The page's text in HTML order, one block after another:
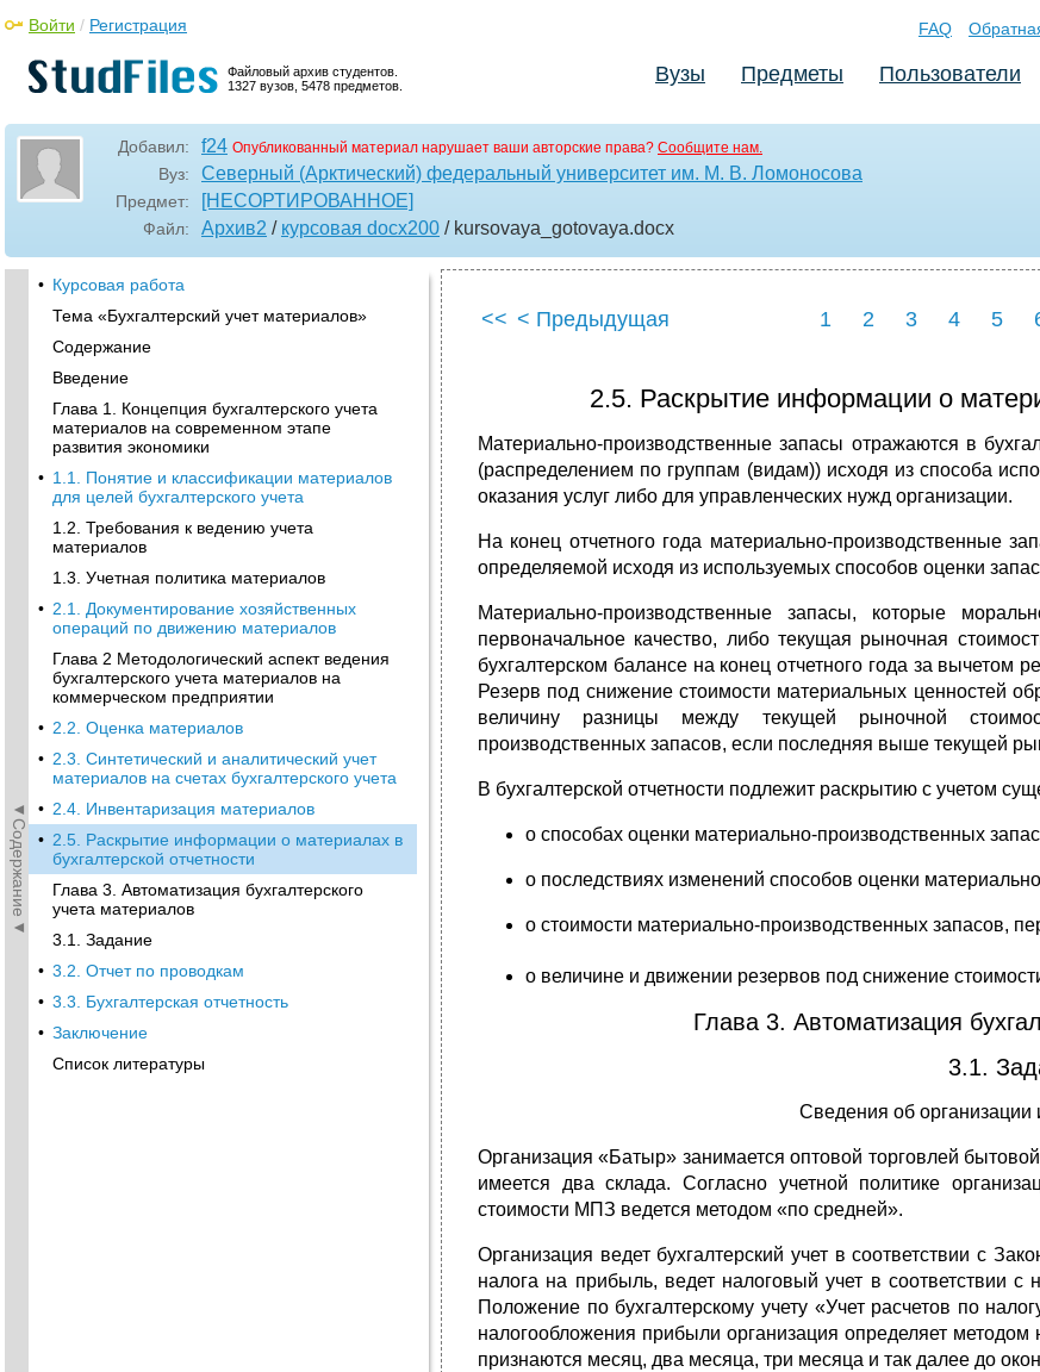
Файловый архив студентов.
1327 вузов, 5478 предметов.
Войти / Регистрация FAQ
Вузы Предметы Пользователи
Добавил: f24 Опубликованный материал нарушает ваши авторские права? Сообщите нам.
Вуз: Северный (Арктический) федеральный университет им. М. В. Ломоносова
Предмет: [НЕСОРТИРОВАННОЕ]
Файл: Архив2 / курсовая docx200 / kursovaya_gotovaya.docx
◄Содержание◄
• Курсовая работа
Тема «Бухгалтерский учет материалов»
Содержание
Введение
Глава 1. Концепция бухгалтерского учета
материалов на современном этапе
развития экономики
• 1.1. Понятие и классификации материалов
для целей бухгалтерского учета
1.2. Требования к ведению учета
материалов
1.3. Учетная политика материалов
• 2.1. Документирование хозяйственных
операций по движению материалов
Глава 2 Методологический аспект ведения
бухгалтерского учета материалов на
коммерческом предприятии
• 2.2. Оценка материалов
• 2.3. Синтетический и аналитический учет
материалов на счетах бухгалтерского учета
• 2.4. Инвентаризация материалов
• 2.5. Раскрытие информации о материалах в
бухгалтерской отчетности
Глава 3. Автоматизация бухгалтерского
учета материалов
3.1. Задание
• 3.2. Отчет по проводкам
• 3.3. Бухгалтерская отчетность
• Заключение
Список литературы
<< < Предыдущая 1 2 3 4 5
2.5. Раскрытие информации о
Материально-производственные запасы отражаются в
(распределением по группам (видам)) исходя из способа
оказания услуг либо для управленческих нужд организации.
На конец отчетного года материально-производственные
определяемой исходя из используемых способов оценки
Материально-производственные запасы, которые
первоначальное качество, либо текущая рыночная
бухгалтерском балансе на конец отчетного года за вычетом
Резерв под снижение стоимости материальных ценностей
величину разницы между текущей рыночной
производственных запасов, если последняя выше текущей
В бухгалтерской отчетности подлежит раскрытию с учетом
о способах оценки материально-производственных
о последствиях изменений способов оценки
о стоимости материально-производственных запасов,
о величине и движении резервов под снижение
Глава 3. Автоматизация
3.1.
Сведения об организации
Организация «Батыр» занимается оптовой торговлей
имеется два склада. Согласно учетной политике
стоимости МПЗ ведется методом «по средней».
Организация ведет бухгалтерский учет в соответствии с
налога на прибыль, ведет налоговый учет в
Положение по бухгалтерскому учету «Учет расчетов по
налогообложения прибыли организация определяет
признаются месяц, два месяца, три месяца и так далее до